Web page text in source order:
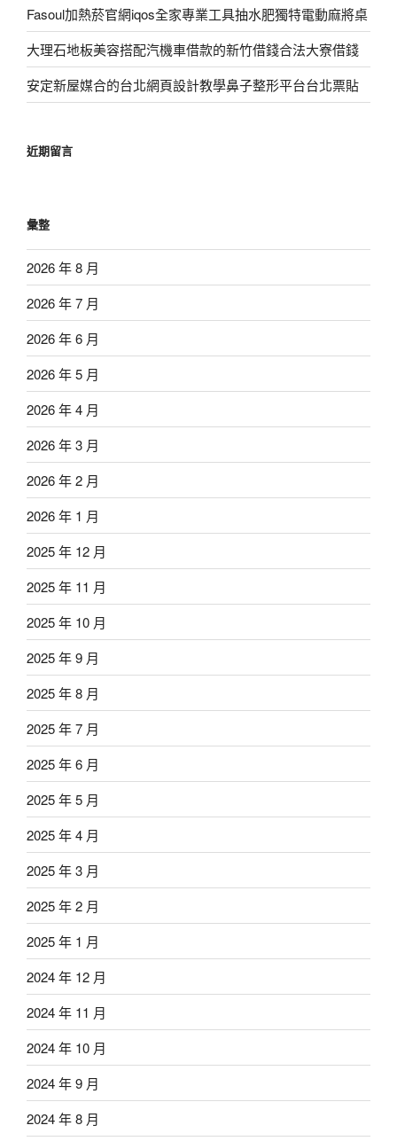
Fasoul加熱菸官網iqos全家專業工具抽水肥獨特電動麻將桌
大理石地板美容搭配汽機車借款的新竹借錢合法大寮借錢
安定新屋媒合的台北網頁設計教學鼻子整形平台台北票貼
近期留言
彙整
2026 年 8 月
2026 年 7 月
2026 年 6 月
2026 年 5 月
2026 年 4 月
2026 年 3 月
2026 年 2 月
2026 年 1 月
2025 年 12 月
2025 年 11 月
2025 年 10 月
2025 年 9 月
2025 年 8 月
2025 年 7 月
2025 年 6 月
2025 年 5 月
2025 年 4 月
2025 年 3 月
2025 年 2 月
2025 年 1 月
2024 年 12 月
2024 年 11 月
2024 年 10 月
2024 年 9 月
2024 年 8 月